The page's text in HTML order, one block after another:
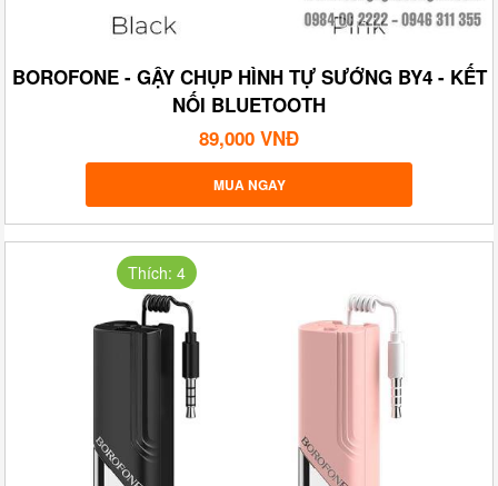
BOROFONE - GẬY CHỤP HÌNH TỰ SƯỚNG BY4 - KẾT
NỐI BLUETOOTH
89,000 VNĐ
MUA NGAY
Thích: 4